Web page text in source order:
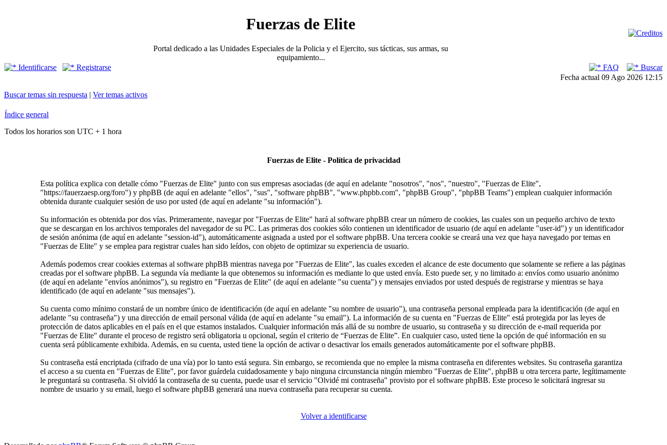
Fuerzas de Elite
Portal dedicado a las Unidades Especiales de la Policia y el Ejercito, sus tácticas, sus armas, su
equipamiento...
Identificarse
Registrarse FAQ
Buscar
Fecha actual 09 Ago 2026 12:15
Buscar temas sin respuesta | Ver temas activos
Índice general
Todos los horarios son UTC + 1 hora
Fuerzas de Elite - Política de privacidad
Esta política explica con detalle cómo "Fuerzas de Elite" junto con sus empresas asociadas (de aquí en adelante "nosotros", "nos", "nuestro", "Fuerzas de Elite",
"https://fauerzaesp.org/foro") y phpBB (de aquí en adelante "ellos", "sus", "software phpBB", "www.phpbb.com", "phpBB Group", "phpBB Teams") emplean cualquier información
obtenida durante cualquier sesión de uso por usted (de aquí en adelante "su información").
Su información es obtenida por dos vías. Primeramente, navegar por "Fuerzas de Elite" hará al software phpBB crear un número de cookies, las cuales son un pequeño archivo de texto
que se descargan en los archivos temporales del navegador de su PC. Las primeras dos cookies sólo contienen un identificador de usuario (de aquí en adelante "user-id") y un identificador
de sesión anónima (de aquí en adelante "session-id"), automáticamente asignada a usted por el software phpBB. Una tercera cookie se creará una vez que haya navegado por temas en
"Fuerzas de Elite" y se emplea para registrar cuales han sido leídos, con objeto de optimizar su experiencia de usuario.
Además podemos crear cookies externas al software phpBB mientras navega por "Fuerzas de Elite", las cuales exceden el alcance de este documento que solamente se refiere a las páginas
creadas por el software phpBB. La segunda vía mediante la que obtenemos su información es mediante lo que usted envía. Esto puede ser, y no limitado a: envíos como usuario anónimo
(de aquí en adelante "envíos anónimos"), su registro en "Fuerzas de Elite" (de aquí en adelante "su cuenta") y mensajes enviados por usted después de registrarse y mientras se haya
identificado (de aquí en adelante "sus mensajes").
Su cuenta como mínimo constará de un nombre único de identificación (de aquí en adelante "su nombre de usuario"), una contraseña personal empleada para la identificación (de aquí en
adelante "su contraseña") y una dirección de email personal válida (de aquí en adelante "su email"). La información de su cuenta en "Fuerzas de Elite" está protegida por las leyes de
protección de datos aplicables en el país en el que estamos instalados. Cualquier información más allá de su nombre de usuario, su contraseña y su dirección de e-mail requerida por
"Fuerzas de Elite" durante el proceso de registro será obligatoria u opcional, según el criterio de “Fuerzas de Elite”. En cualquier caso, usted tiene la opción de qué información en su
cuenta será públicamente exhibida. Además, en su cuenta, usted tiene la opción de activar o desactivar los emails generados automáticamente por el software phpBB.
Su contraseña está encriptada (cifrado de una vía) por lo tanto está segura. Sin embargo, se recomienda que no emplee la misma contraseña en diferentes websites. Su contraseña garantiza
el acceso a su cuenta en "Fuerzas de Elite", por favor guárdela cuidadosamente y bajo ninguna circunstancia ningún miembro "Fuerzas de Elite", phpBB u otra tercera parte, legítimamente
le preguntará su contraseña. Si olvidó la contraseña de su cuenta, puede usar el servicio "Olvidé mi contraseña" provisto por el software phpBB. Este proceso le solicitará ingresar su
nombre de usuario y su email, luego el software phpBB generará una nueva contraseña para recuperar su cuenta.
Volver a identificarse